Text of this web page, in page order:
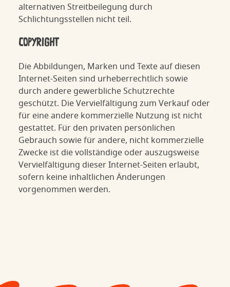
alternativen Streitbeilegung durch
Schlichtungsstellen nicht teil.
COPYRIGHT
Die Abbildungen, Marken und Texte auf diesen
Internet-Seiten sind urheberrechtlich sowie
durch andere gewerbliche Schutzrechte
geschützt. Die Vervielfältigung zum Verkauf oder
für eine andere kommerzielle Nutzung ist nicht
gestattet. Für den privaten persönlichen
Gebrauch sowie für andere, nicht kommerzielle
Zwecke ist die vollständige oder auszugsweise
Vervielfältigung dieser Internet-Seiten erlaubt,
sofern keine inhaltlichen Änderungen
vorgenommen werden.